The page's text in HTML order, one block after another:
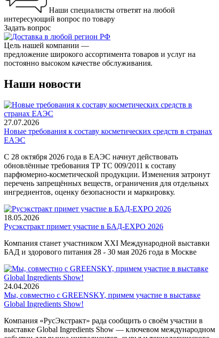
Наши специалисты ответят на любой
интересующий вопрос по товару
Задать вопрос
Цель нашей компании —
предложение широкого ассортимента товаров и услуг на
постоянно высоком качестве обслуживания.
Наши новости
27.07.2026
Новые требования к составу косметических средств в странах
ЕАЭС
С 28 октября 2026 года в ЕАЭС начнут действовать
обновлённые требования ТР ТС 009/2011 к составу
парфюмерно-косметической продукции. Изменения затронут
перечень запрещённых веществ, ограничения для отдельных
ингредиентов, оценку безопасности и маркировку.
18.05.2026
Русэкстракт примет участие в БАД-EXPO 2026
Компания станет участником XXI Международной выставки
БАД и здорового питания 28 - 30 мая 2026 года в Москве
24.04.2026
Мы, совместно с GREENSKY, примем участие в выставке
Global Ingredients Show!
Компания «РусЭкстракт» рада сообщить о своём участии в
выставке Global Ingredients Show — ключевом международном